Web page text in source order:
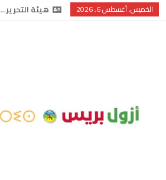
الخميس, أغسطس 6, 2026 هيئة التحرير…